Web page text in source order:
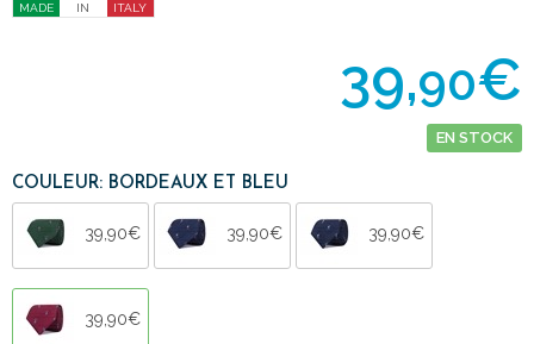
MADE IN ITALY
39,90€
EN STOCK
COULEUR: BORDEAUX ET BLEU
39,90€ 39,90€ 39,90€
39,90€